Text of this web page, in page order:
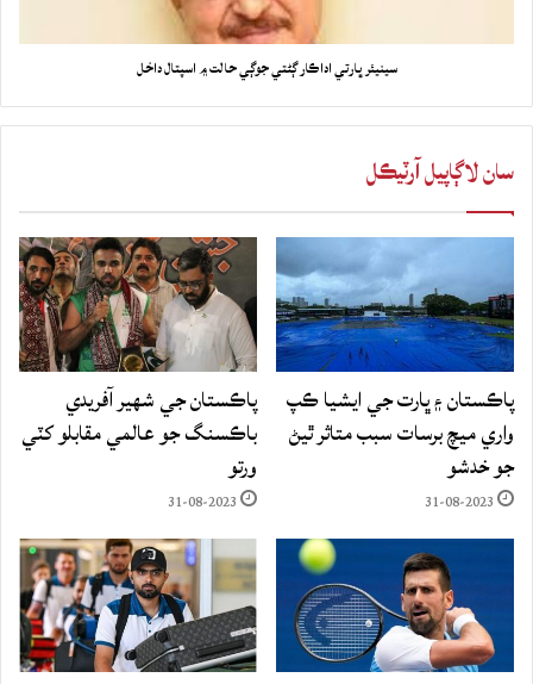
سينيئر ڀارتي اداڪار ڳڻتي جوڳي حالت ۾ اسپتال داخل
سان لاڳاپيل آرٽيڪل
پاڪستان ۽ ڀارت جي ايشيا ڪپ
واري ميچ برسات سبب متاثر ٿيڻ
جو خدشو
31-08-2023
پاڪستان جي شهير آفريدي
باڪسنگ جو عالمي مقابلو کٽي
ورتو
31-08-2023